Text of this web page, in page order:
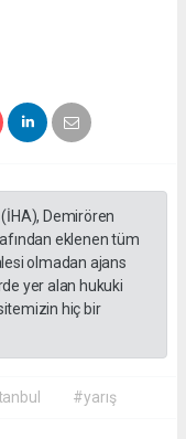
Demirören
eklenen tüm
olmadan ajans
yer alan hukuki
hiç bir
#yarış